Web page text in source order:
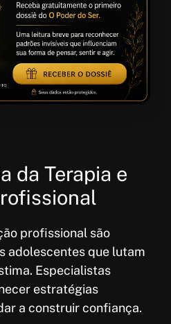
da Terapia e
profissional são
adolescentes que lutam
Especialistas
estratégias
a construir confiança.